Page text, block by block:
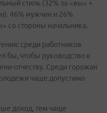
стиль (32% за «вы» +
46% мужчин и 26%
со стороны начальника.
среди работников
бы, чтобы руководство к
отчеству. Среди горожан
чаще допустимо
доход, тем чаще